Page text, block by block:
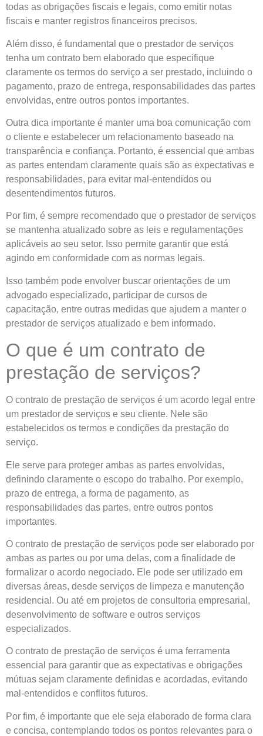
todas as obrigações fiscais e legais, como emitir notas
fiscais e manter registros financeiros precisos.
Além disso, é fundamental que o prestador de serviços
tenha um contrato bem elaborado que especifique
claramente os termos do serviço a ser prestado, incluindo o
pagamento, prazo de entrega, responsabilidades das partes
envolvidas, entre outros pontos importantes.
Outra dica importante é manter uma boa comunicação com
o cliente e estabelecer um relacionamento baseado na
transparência e confiança. Portanto, é essencial que ambas
as partes entendam claramente quais são as expectativas e
responsabilidades, para evitar mal-entendidos ou
desentendimentos futuros.
Por fim, é sempre recomendado que o prestador de serviços
se mantenha atualizado sobre as leis e regulamentações
aplicáveis ao seu setor. Isso permite garantir que está
agindo em conformidade com as normas legais.
Isso também pode envolver buscar orientações de um
advogado especializado, participar de cursos de
capacitação, entre outras medidas que ajudem a manter o
prestador de serviços atualizado e bem informado.
O que é um contrato de
prestação de serviços?
O contrato de prestação de serviços é um acordo legal entre
um prestador de serviços e seu cliente. Nele são
estabelecidos os termos e condições da prestação do
serviço.
Ele serve para proteger ambas as partes envolvidas,
definindo claramente o escopo do trabalho. Por exemplo,
prazo de entrega, a forma de pagamento, as
responsabilidades das partes, entre outros pontos
importantes.
O contrato de prestação de serviços pode ser elaborado por
ambas as partes ou por uma delas, com a finalidade de
formalizar o acordo negociado. Ele pode ser utilizado em
diversas áreas, desde serviços de limpeza e manutenção
residencial. Ou até em projetos de consultoria empresarial,
desenvolvimento de software e outros serviços
especializados.
O contrato de prestação de serviços é uma ferramenta
essencial para garantir que as expectativas e obrigações
mútuas sejam claramente definidas e acordadas, evitando
mal-entendidos e conflitos futuros.
Por fim, é importante que ele seja elaborado de forma clara
e concisa, contemplando todos os pontos relevantes para o